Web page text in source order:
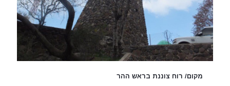
מקום/ רוח צוננת בראש ההר